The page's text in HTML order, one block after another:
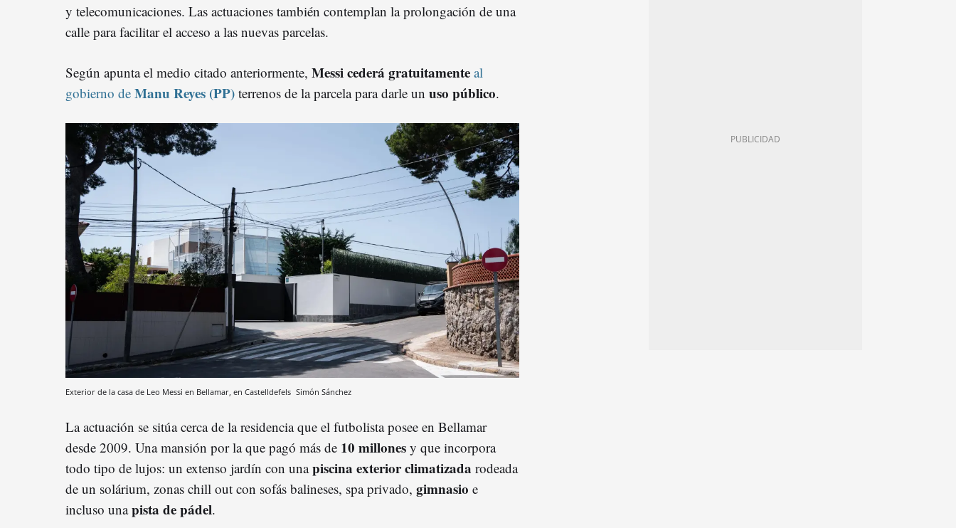
y telecomunicaciones. Las actuaciones también contemplan la prolongación de una
calle para facilitar el acceso a las nuevas parcelas.
Según apunta el medio citado anteriormente, Messi cederá gratuitamente al
gobierno de Manu Reyes (PP) terrenos de la parcela para darle un uso público.
Exterior de la casa de Leo Messi en Bellamar, en Castelldefels Simón Sánchez
La actuación se sitúa cerca de la residencia que el futbolista posee en Bellamar
desde 2009. Una mansión por la que pagó más de 10 millones y que incorpora
todo tipo de lujos: un extenso jardín con unapiscina exterior climatizada rodeada
de un solárium, zonas chill out con sofás balineses, spa privado, gimnasio e
incluso unapista de pádel.